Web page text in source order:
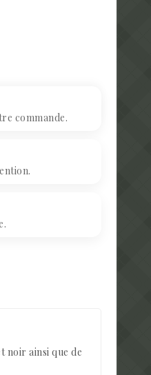
commande.
noir ainsi que de